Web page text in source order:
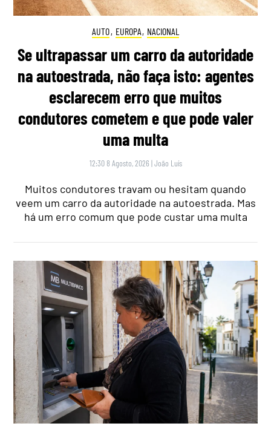
AUTO, EUROPA, NACIONAL
Se ultrapassar um carro da autoridade
na autoestrada, não faça isto: agentes
esclarecem erro que muitos
condutores cometem e que pode valer
uma multa
12:30 8 Agosto, 2026 |João Luís
Muitos condutores travam ou hesitam quando
veem um carro da autoridade na autoestrada. Mas
há um erro comum que pode custar uma multa